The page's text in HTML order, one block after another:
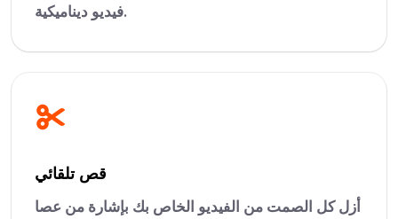
فيديو ديناميكية.
قص تلقائي
أزل كل الصمت من الفيديو الخاص بك بإشارة من عصا